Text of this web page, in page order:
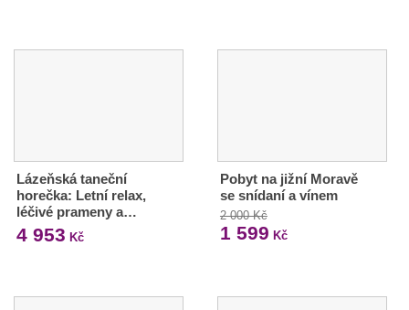
Lázeňská taneční
horečka: Letní relax,
léčivé prameny a…
4 953 Kč
Pobyt na jižní Moravě
se snídaní a vínem
2 000 Kč
1 599 Kč